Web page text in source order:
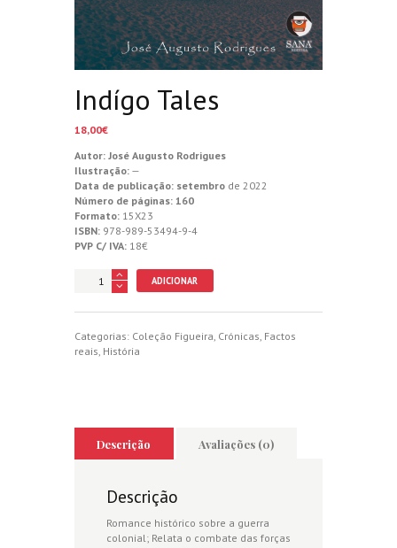
Indígo Tales
18,00€
Autor: José Augusto Rodrigues
Ilustração: —
Data de publicação: setembro de 2022
Número de páginas: 160
Formato: 15X23
ISBN: 978-989-53494-9-4
PVP C/ IVA: 18€
Quantidade
ADICIONAR
Categorias: Coleção Figueira, Crónicas, Factos
reais, História
Descrição Avaliações (0)
Descrição
Romance histórico sobre a guerra
colonial; Relata o combate das forças